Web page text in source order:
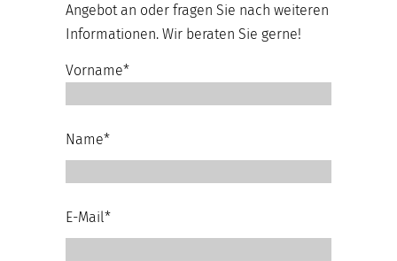
Angebot an oder fragen Sie nach weiteren
Informationen. Wir beraten Sie gerne!
Vorname*
Name*
E-Mail*